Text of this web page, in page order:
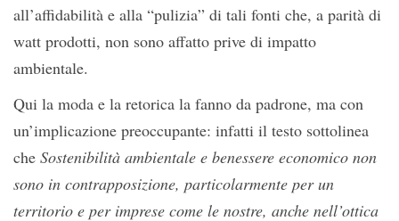
all’affidabilità e alla “pulizia” di tali fonti che, a parità di
watt prodotti, non sono affatto prive di impatto
ambientale.
Qui la moda e la retorica la fanno da padrone, ma con
un’implicazione preoccupante: infatti il testo sottolinea
che Sostenibilità ambientale e benessere economico non
sono in contrapposizione, particolarmente per un
territorio e per imprese come le nostre, anche nell’ottica